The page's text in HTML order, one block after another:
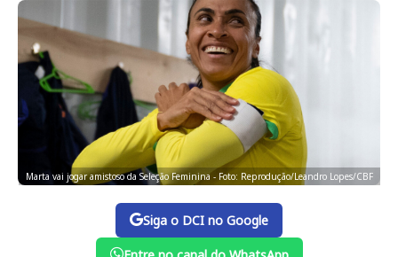
Marta vai jogar amistoso da Seleção Feminina - Foto: Reprodução/Leandro Lopes/CBF
Siga o DCI no Google